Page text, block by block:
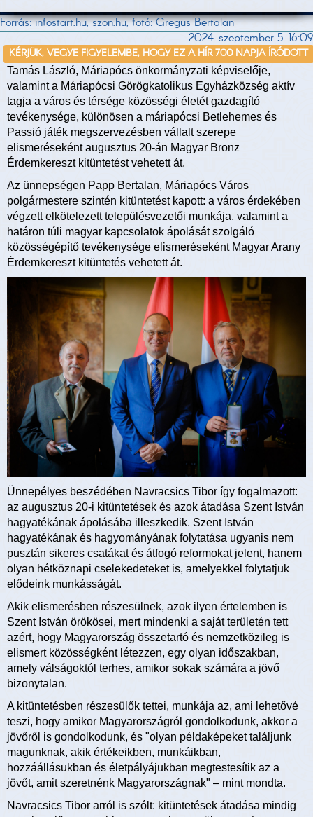
Forrás: infostart.hu, szon.hu, fotó: Gregus Bertalan
2024. szeptember 5. 16:09
KÉRJÜK, VEGYE FIGYELEMBE, HOGY EZ A HÍR 700 NAPJA ÍRÓDOTT
Tamás László, Máriapócs önkormányzati képviselője,
valamint a Máriapócsi Görögkatolikus Egyházközség aktív
tagja a város és térsége közösségi életét gazdagító
tevékenysége, különösen a máriapócsi Betlehemes és
Passió játék megszervezésben vállalt szerepe
elismeréseként augusztus 20-án Magyar Bronz
Érdemkereszt kitüntetést vehetett át.
Az ünnepségen Papp Bertalan, Máriapócs Város
polgármestere szintén kitüntetést kapott: a város érdekében
végzett elkötelezett településvezetői munkája, valamint a
határon túli magyar kapcsolatok ápolását szolgáló
közösségépítő tevékenysége elismeréseként Magyar Arany
Érdemkereszt kitüntetés vehetett át.
Ünnepélyes beszédében Navracsics Tibor így fogalmazott:
az augusztus 20-i kitüntetések és azok átadása Szent István
hagyatékának ápolásába illeszkedik. Szent István
hagyatékának és hagyományának folytatása ugyanis nem
pusztán sikeres csatákat és átfogó reformokat jelent, hanem
olyan hétköznapi cselekedeteket is, amelyekkel folytatjuk
elődeink munkásságát.
Akik elismerésben részesülnek, azok ilyen értelemben is
Szent István örökösei, mert mindenki a saját területén tett
azért, hogy Magyarország összetartó és nemzetközileg is
elismert közösségként létezzen, egy olyan időszakban,
amely válságoktól terhes, amikor sokak számára a jövő
bizonytalan.
A kitüntetésben részesülők tettei, munkája az, ami lehetővé
teszi, hogy amikor Magyarországról gondolkodunk, akkor a
jövőről is gondolkodunk, és "olyan példaképeket találjunk
magunknak, akik értékeikben, munkáikban,
hozzáállásukban és életpályájukban megtestesítik az a
jövőt, amit szeretnénk Magyarországnak" – mint mondta.
Navracsics Tibor arról is szólt: kitüntetések átadása mindig